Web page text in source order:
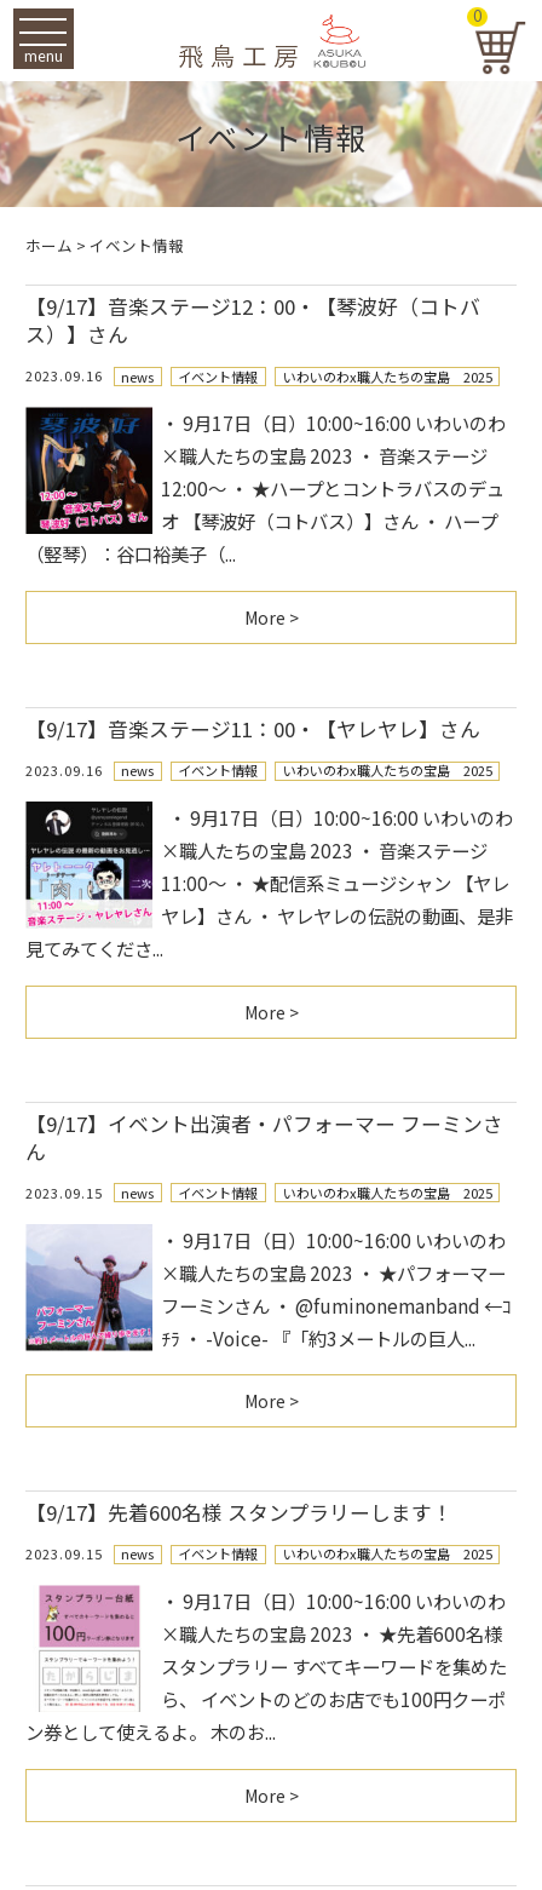
menu
0
イベント情報
ホーム > イベント情報
【9/17】音楽ステージ12：00・【琴波好（コトバ
ス）】さん
2023.09.16 news イベント情報 いわいのわx職人たちの宝島 2025
・ 9月17日（日）10:00~16:00 いわいのわ
×職人たちの宝島 2023 ・ 音楽ステージ
12:00～ ・ ★ハープとコントラバスのデュ
オ 【琴波好（コトバス）】さん ・ ハープ
（竪琴）：谷口裕美子（...
More >
【9/17】音楽ステージ11：00・【ヤレヤレ】さん
2023.09.16 news イベント情報 いわいのわx職人たちの宝島 2025
・ 9月17日（日）10:00~16:00 いわいのわ
×職人たちの宝島 2023 ・ 音楽ステージ
11:00～ ・ ★配信系ミュージシャン 【ヤレ
ヤレ】さん ・ ヤレヤレの伝説の動画、是非
見てみてくださ...
More >
【9/17】イベント出演者・パフォーマー フーミンさ
ん
2023.09.15 news イベント情報 いわいのわx職人たちの宝島 2025
・ 9月17日（日）10:00~16:00 いわいのわ
×職人たちの宝島 2023 ・ ★​パフォーマー
フーミンさん ・ @fuminonemanband ←ｺ
ﾁﾗ ・ -Voice- 『「約3メートルの巨人...
More >
【9/17】先着600名様 スタンプラリーします！
2023.09.15 news イベント情報 いわいのわx職人たちの宝島 2025
・ 9月17日（日）10:00~16:00 いわいのわ
×職人たちの宝島 2023 ・ ★先着600名様
スタンプラリー すべてキーワードを集めた
ら、 イベントのどのお店でも100円クーポ
ン券として使えるよ。 木のお...
More >